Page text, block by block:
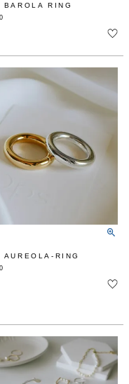
BAROLA RING
AUREOLA-RING